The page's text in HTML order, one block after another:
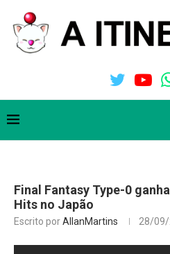
Final Fantasy Type-0
Hits no Japão
Escrito porAllanMartins 28/